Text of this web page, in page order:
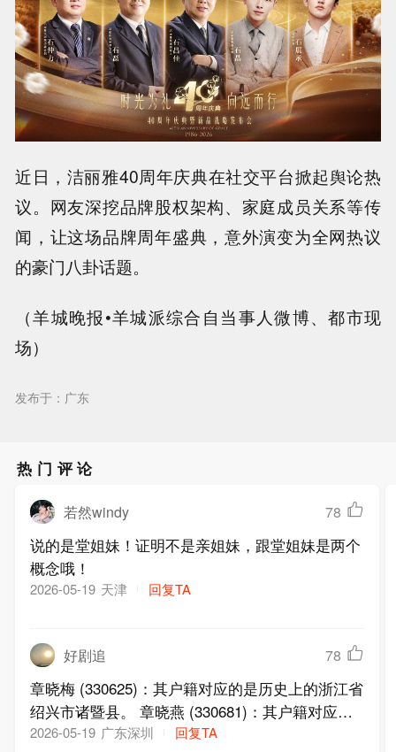
近日，洁丽雅40周年庆典在社交平台掀起舆论热
议。网友深挖品牌股权架构、家庭成员关系等传
闻，让这场品牌周年盛典，意外演变为全网热议
的豪门八卦话题。
（羊城晚报•羊城派综合自当事人微博、都市现
场）
发布于：广东
热门评论
若然windy 78
说的是堂姐妹！证明不是亲姐妹，跟堂姐妹是两个
概念哦！
2026-05-19 天津 回复TA
好剧追 78
章晓梅 (330625)：其户籍对应的是历史上的浙江省
绍兴市诸暨县。 章晓燕 (330681)：其户籍对应的
是浙江省绍兴市诸暨县。 俩人出生地都一样 ，这
2026-05-19 广东深圳 回复TA